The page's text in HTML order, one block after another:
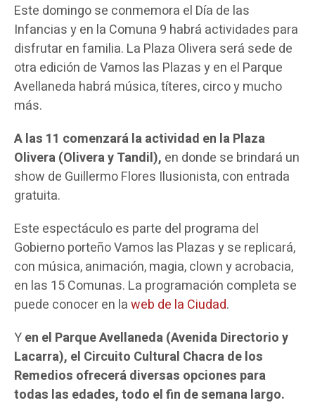
Este domingo se conmemora el Día de las
Infancias y en la Comuna 9 habrá actividades para
disfrutar en familia. La Plaza Olivera será sede de
otra edición de Vamos las Plazas y en el Parque
Avellaneda habrá música, títeres, circo y mucho
más.
A las 11 comenzará la actividad en la Plaza
Olivera (Olivera y Tandil), en donde se brindará un
show de Guillermo Flores Ilusionista, con entrada
gratuita.
Este espectáculo es parte del programa del
Gobierno porteño Vamos las Plazas y se replicará,
con música, animación, magia, clown y acrobacia,
en las 15 Comunas. La programación completa se
puede conocer en laweb de la Ciudad.
Yen el Parque Avellaneda (Avenida Directorio y
Lacarra), el Circuito Cultural Chacra de los
Remedios ofrecerá diversas opciones para
todas las edades, todo el fin de semana largo.